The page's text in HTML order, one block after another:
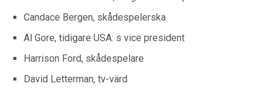
Candace Bergen, skådespelerska
Al Gore, tidigare USA: s vice president
Harrison Ford, skådespelare
David Letterman, tv-värd